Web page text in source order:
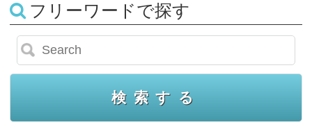
フリーワードで探す